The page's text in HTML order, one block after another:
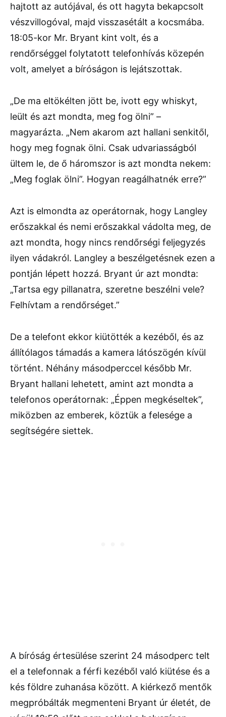
hajtott az autójával, és ott hagyta bekapcsolt
vészvillogóval, majd visszasétált a kocsmába.
18:05-kor Mr. Bryant kint volt, és a
rendőrséggel folytatott telefonhívás közepén
volt, amelyet a bíróságon is lejátszottak.
„De ma eltökélten jött be, ivott egy whiskyt,
leült és azt mondta, meg fog ölni” –
magyarázta. „Nem akarom azt hallani senkitől,
hogy meg fognak ölni. Csak udvariasságból
ültem le, de ő háromszor is azt mondta nekem:
„Meg foglak ölni”. Hogyan reagálhatnék erre?”
Azt is elmondta az operátornak, hogy Langley
erőszakkal és nemi erőszakkal vádolta meg, de
azt mondta, hogy nincs rendőrségi feljegyzés
ilyen vádakról. Langley a beszélgetésnek ezen a
pontján lépett hozzá. Bryant úr azt mondta:
„Tartsa egy pillanatra, szeretne beszélni vele?
Felhívtam a rendőrséget.”
De a telefont ekkor kiütötték a kezéből, és az
állítólagos támadás a kamera látószögén kívül
történt. Néhány másodperccel később Mr.
Bryant hallani lehetett, amint azt mondta a
telefonos operátornak: „Éppen megkéseltek”,
miközben az emberek, köztük a felesége a
segítségére siettek.
A bíróság értesülése szerint 24 másodperc telt
el a telefonnak a férfi kezéből való kiütése és a
kés földre zuhanása között. A kiérkező mentők
megpróbálták megmenteni Bryant úr életét, de